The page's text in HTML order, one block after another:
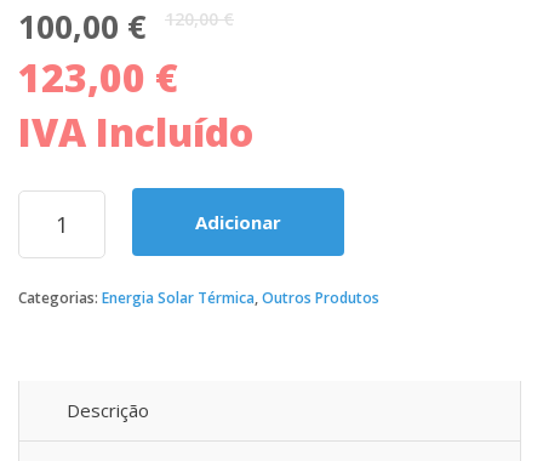
120,00€O
100,00 €
O
123,00 €
IVA Incluído
Quantidade
Computador
para
Adicionar
Categorias: Energia Solar Térmica,Outros Produtos
Descrição